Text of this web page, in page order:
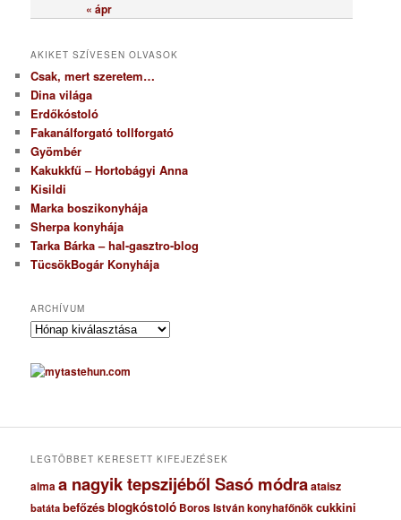
« ápr
AKIKET SZÍVESEN OLVASOK
Csak, mert szeretem…
Dina világa
Erdőkóstoló
Fakanálforgató tollforgató
Gyömbér
Kakukkfű – Hortobágyi Anna
Kisildi
Marka boszikonyhája
Sherpa konyhája
Tarka Bárka – hal-gasztro-blog
TücsökBogár Konyhája
ARCHÍVUM
A
c
h
u
LEGTÖBBET KERESETT KIFEJEZÉSEK
almaa nagyik tepszijéből Sasó módraataisz
batáta befőzésblogkóstoló Boros István konyhafőnökcukkini